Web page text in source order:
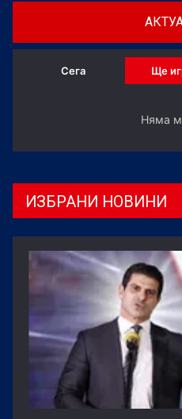
Сега Ще
Няма
ИЗБРАНИ НОВИНИ